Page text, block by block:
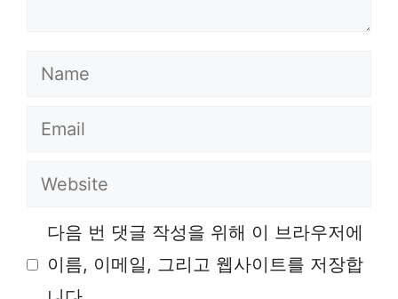
Name
Email
Website
다음 번 댓글 작성을 위해 이 브라우저에
이름, 이메일, 그리고 웹사이트를 저장합